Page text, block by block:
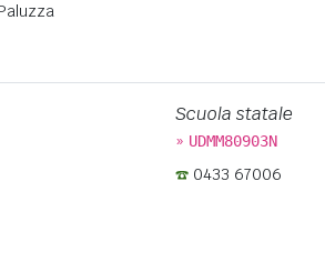
Scuola statale
» UDMM80903N
0433 67006